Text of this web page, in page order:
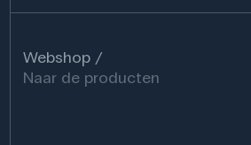
Webshop
Naar de producten